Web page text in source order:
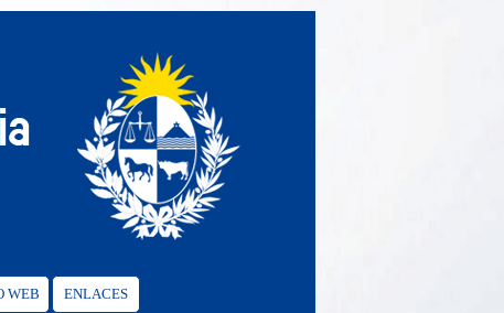
WEB ENLACES